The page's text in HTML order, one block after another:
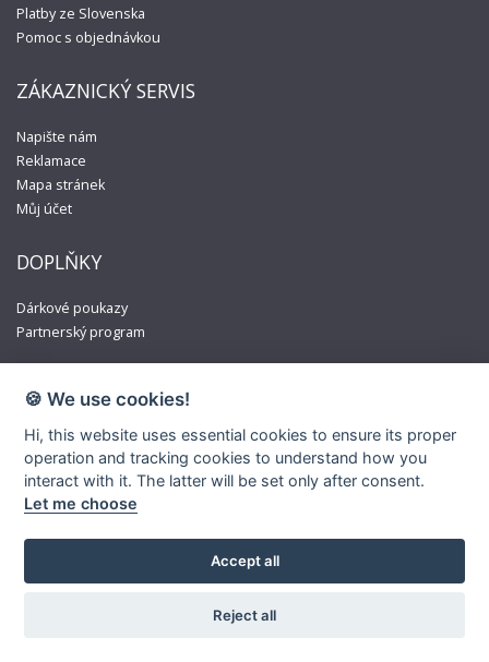
Platby ze Slovenska
Pomoc s objednávkou
ZÁKAZNICKÝ SERVIS
Napište nám
Reklamace
Mapa stránek
Můj účet
DOPLŇKY
Dárkové poukazy
Partnerský program
© Copyright 2020-2026. Some of the materials used are trademarks
🍪 We use cookies!
Hi, this website uses essential cookies to ensure its proper
operation and tracking cookies to understand how you
interact with it. The latter will be set only after consent.
Let me choose
Accept all
Reject all